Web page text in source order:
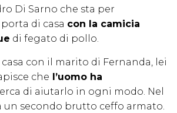
Di Sarno che sta per
di casa con la camicia
di fegato di pollo.
con il marito di Fernanda, lei
che l’uomo ha
di aiutarlo in ogni modo. Nel
secondo brutto ceffo armato.